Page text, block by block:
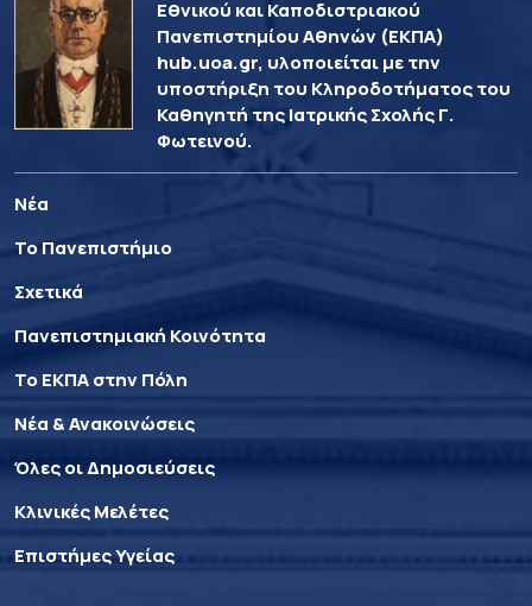
Εθνικού και Καποδιστριακού
Πανεπιστημίου Αθηνών (ΕΚΠΑ)
hub.uoa.gr, υλοποιείται με την
υποστήριξη του Κληροδοτήματος του
Καθηγητή της Ιατρικής Σχολής Γ.
Φωτεινού.
Νέα
Το Πανεπιστήμιο
Σχετικά
Πανεπιστημιακή Κοινότητα
Το ΕΚΠΑ στην Πόλη
Νέα & Ανακοινώσεις
Όλες οι Δημοσιεύσεις
Κλινικές Μελέτες
Επιστήμες Υγείας